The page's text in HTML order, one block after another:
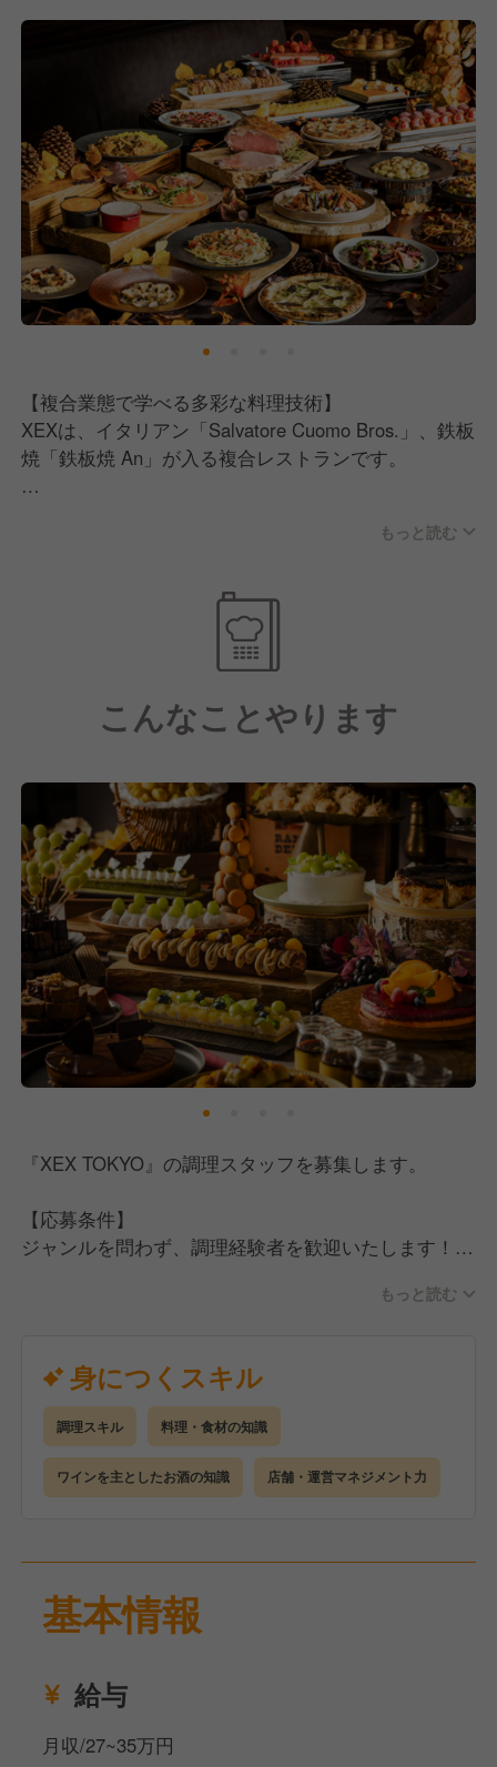
す。
また、私たちは「目の前のお客様に最高の時間を過ご
していただくために、何ができるのか？」を常に考
え、現場の声を最大限にお店に反映させる環境が整っ
ています。
複合業態だからこそ、イタリアン、鉄板焼、カフェ、
BARと、多彩なスキルを学び、成長できる機会があり
ます。
私たちは誠実に、まっすぐに、レストランビジネスに
取り組んできました。
本物のおいしさをお客様にご提供するために、お客様
により喜んでいただくために、スタッフ一人ひとりが
レストランというものの可能性に真摯に向き合ってい
ます。
お客様の記憶に残る1日を創り上げることが、私たち
の喜びです。ハイクラスなサービスに挑戦したい方を
■チームワークを大切にできる方
専門性を持つスタッフ同士が協力し合うことが不可欠
です。仲間と協力しながら、最高のお店を創り上げて
いける方を求めています！
■プロフェッショナルとして成長したい方
「より高いレベルを目指したい」「本物の技術を学び
たい」そんな向上心を持つ方に、より多くのチャンス
が生まれます！
【複合業態で学べる多彩な料理技術】
XEXは、イタリアン「Salvatore Cuomo Bros.」、鉄板
焼「鉄板焼 An」が入る複合レストランです。
ン、黒毛和牛サーロインなどの鉄板焼。一つの店舗で
ご自身の専門分野を磨きながら、他業態の技術にも触
れることで、料理人として大きく成長できる機会があ
本格的な料理技術を一から学びたい方、多彩なスキル
【上場企業の安定基盤と充実した待遇】
運営元であるワイズテーブルコーポレーションは、東
証スタンダード市場上場企業です。
1987年の創業以来、30年以上にわたりレストラン事
業を展開してきた安定した経営基盤があります。
そして、休日は月8〜9日休み、残業時間もしっかりと
管理し、法令順守の勤務体制を整えています。
飲食業の「やりがい」「楽しさ」と、上場企業の「安
定性」。両方を実現できる環境で、安心して技術を磨
【実力主義で目指せるキャリアアップ】
ワイズテーブルコーポレーションは完全実力主義で
す。
能力があれば年齢・性別に関係なく仕事をお任せする
社内のキャリアアップはもちろん、独立や世界で活躍
できる人材に成長できる教育体制を整えており、全力
でバックアップしています。
2026年も横浜・関内、京都での新規出店など、新た
なチャレンジが続いており、オープニングスタッフや
「スキルを圧倒的スピード感で身に付けたい」「料理
長を目指したい」「将来は独立したい」
に広がっています！
もっと読む
こんなことやります
『XEX TOKYO』の調理スタッフを募集します。
【応募条件】
ジャンルを問わず、調理経験者を歓迎いたします！
ちの方を優遇
【仕事内容】
営業中の仕込みから調理まで、厨房での調理全般に参
加いただきます。
・調理や仕込み、盛付などの調理業務
・食材の発注 など
通常メニューとは違う経験もでき、スキルアップには
もっと読む
身につくスキル
調理スキル 料理・食材の知識
ワインを主としたお酒の知識 店舗・運営マネジメント力
基本情報
給与
月収/27~35万円